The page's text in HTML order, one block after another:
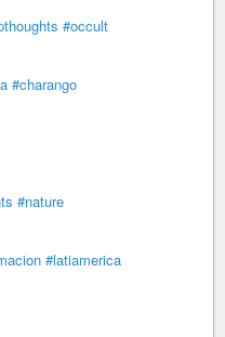
#occult
#charango
#nature
#latiamerica